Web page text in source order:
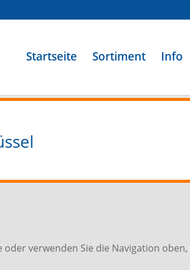
Startseite Sortiment Info
verwenden Sie die Navigation